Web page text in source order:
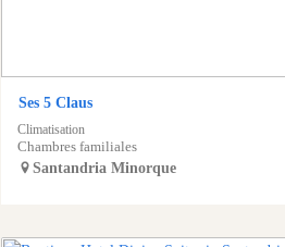
Ses 5 Claus
Climatisation
Chambres familiales
Santandria Minorque